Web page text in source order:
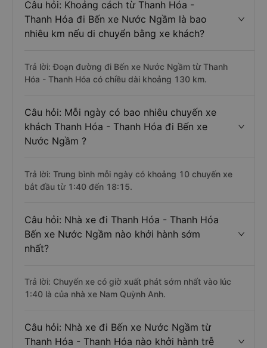
Câu hỏi: Khoảng cách từ Thanh Hóa -
Thanh Hóa đi Bến xe Nước Ngầm là bao
nhiêu km nếu di chuyển bằng xe khách?
Trả lời: Đoạn đường đi Bến xe Nước Ngầm từ Thanh
Hóa - Thanh Hóa có chiều dài khoảng 130 km.
Câu hỏi: Mỗi ngày có bao nhiêu chuyến xe
khách Thanh Hóa - Thanh Hóa đi Bến xe
Nước Ngầm ?
Trả lời: Trung bình mỗi ngày có khoảng 10 chuyến xe
bắt đầu từ 1:40 đến 18:15.
Câu hỏi: Nhà xe đi Thanh Hóa - Thanh Hóa
Bến xe Nước Ngầm nào khởi hành sớm
nhất?
Trả lời: Chuyến xe có giờ xuất phát sớm nhất vào lúc
1:40 là của nhà xe Nam Quỳnh Anh.
Câu hỏi: Nhà xe đi Bến xe Nước Ngầm từ
Thanh Hóa - Thanh Hóa nào khởi hành trễ